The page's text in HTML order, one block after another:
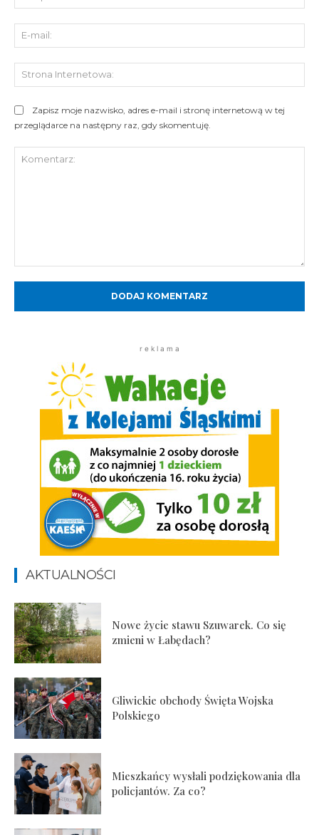
Zapisz moje nazwisko, adres e-mail i stronę internetową w tej
przeglądarce na następny raz, gdy skomentuję.
r e k l a m a
AKTUALNOŚCI
Nowe życie stawu Szuwarek. Co się
zmieni w Łabędach?
Gliwickie obchody Święta Wojska
Polskiego
Mieszkańcy wysłali podziękowania dla
policjantów. Za co?